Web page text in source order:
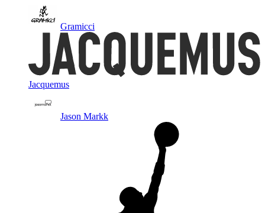
Gramicci
Jacquemus
Jason Markk